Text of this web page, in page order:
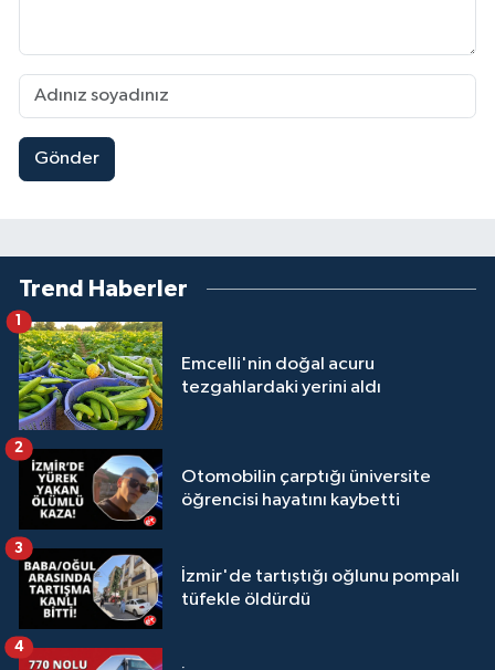
Gönder
Trend Haberler
Emcelli'nin doğal acuru
tezgahlardaki yerini aldı
1
Otomobilin çarptığı üniversite
öğrencisi hayatını kaybetti
2
İzmir'de tartıştığı oğlunu pompalı
tüfekle öldürdü
3
4